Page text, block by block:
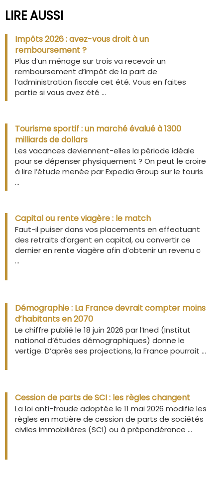
LIRE AUSSI
Impôts 2026 : avez-vous droit à un
remboursement ?
Plus d’un ménage sur trois va recevoir un
remboursement d’impôt de la part de
l’administration fiscale cet été. Vous en faites
partie si vous avez été ...
Tourisme sportif : un marché évalué à 1300
milliards de dollars
Les vacances deviennent-elles la période idéale
pour se dépenser physiquement ? On peut le croire
à lire l’étude menée par Expedia Group sur le touris
...
Capital ou rente viagère : le match
Faut-il puiser dans vos placements en effectuant
des retraits d’argent en capital, ou convertir ce
dernier en rente viagère afin d’obtenir un revenu c
...
Démographie : La France devrait compter moins
d’habitants en 2070
Le chiffre publié le 18 juin 2026 par l’Ined (Institut
national d’études démographiques) donne le
vertige. D’après ses projections, la France pourrait ...
Cession de parts de SCI : les règles changent
La loi anti-fraude adoptée le 11 mai 2026 modifie les
règles en matière de cession de parts de sociétés
civiles immobilières (SCI) ou à prépondérance ...